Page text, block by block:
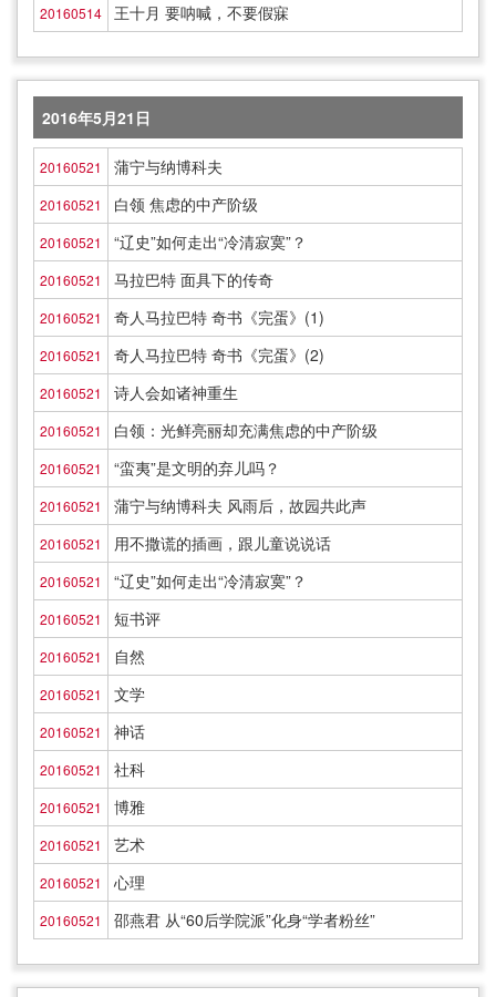
20160514 王十月 要呐喊，不要假寐
2016年5月21日
20160521 蒲宁与纳博科夫
20160521 白领 焦虑的中产阶级
20160521 “辽史”如何走出“冷清寂寞”？
20160521 马拉巴特 面具下的传奇
20160521 奇人马拉巴特 奇书《完蛋》(1)
20160521 奇人马拉巴特 奇书《完蛋》(2)
20160521 诗人会如诸神重生
20160521 白领：光鲜亮丽却充满焦虑的中产阶级
20160521 “蛮夷”是文明的弃儿吗？
20160521 蒲宁与纳博科夫 风雨后，故园共此声
20160521 用不撒谎的插画，跟儿童说说话
20160521 “辽史”如何走出“冷清寂寞”？
20160521 短书评
20160521 自然
20160521 文学
20160521 神话
20160521 社科
20160521 博雅
20160521 艺术
20160521 心理
20160521 邵燕君 从“60后学院派”化身“学者粉丝”